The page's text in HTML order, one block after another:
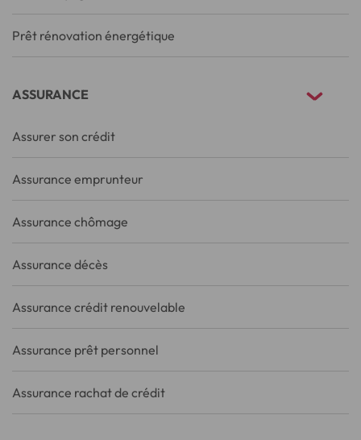
Prêt rénovation énergétique
ASSURANCE
Assurer son crédit
Assurance emprunteur
Assurance chômage
Assurance décès
Assurance crédit renouvelable
Assurance prêt personnel
Assurance rachat de crédit